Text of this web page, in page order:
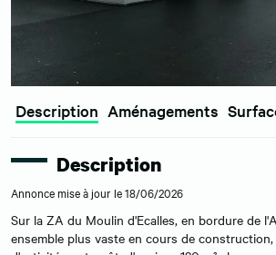
Description Aménagements
Description
Annonce mise à jour le 18/06/2026
Sur la ZA du Moulin d'Ecalles, en bordure de
ensemble plus vaste en cours de